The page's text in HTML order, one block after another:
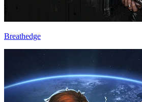
Breathedge